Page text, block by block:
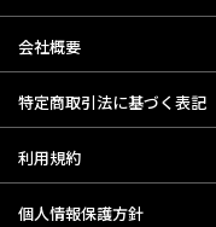
会社概要
特定商取引法に基づく表記
利用規約
個人情報保護方針